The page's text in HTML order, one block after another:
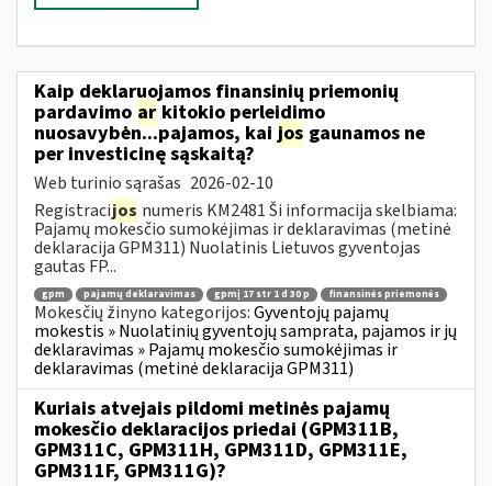
Kaip deklaruojamos finansinių priemonių
pardavimo ar kitokio perleidimo
nuosavybėn...pajamos, kai jos gaunamos ne
per investicinę sąskaitą?
Web turinio sąrašas 2026-02-10
Registracijos numeris KM2481 Ši informacija skelbiama:
Pajamų mokesčio sumokėjimas ir deklaravimas (metinė
deklaracija GPM311) Nuolatinis Lietuvos gyventojas
gautas FP...
gpm pajamų deklaravimas gpmį 17 str 1 d 30 p finansinės priemonės
Mokesčių žinyno kategorijos:Gyventojų pajamų
mokestis » Nuolatinių gyventojų samprata, pajamos ir jų
deklaravimas » Pajamų mokesčio sumokėjimas ir
deklaravimas (metinė deklaracija GPM311)
Kuriais atvejais pildomi metinės pajamų
mokesčio deklaracijos priedai (GPM311B,
GPM311C, GPM311H, GPM311D, GPM311E,
GPM311F, GPM311G)?